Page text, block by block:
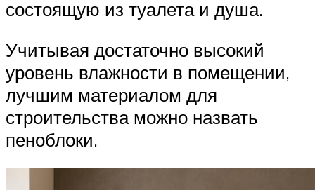
состоящую из туалета и душа.
Учитывая достаточно высокий
уровень влажности в помещении,
лучшим материалом для
строительства можно назвать
пеноблоки.